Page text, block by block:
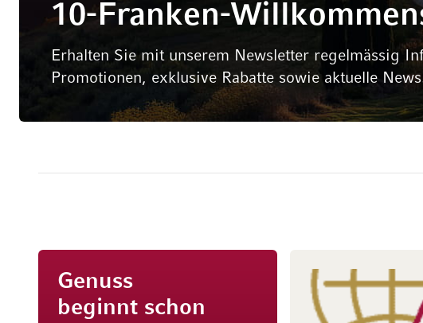
10-Franken-
Erhalten Sie mit unserem Newsletter regelmässig
Promotionen, exklusive Rabatte sowie aktuelle
Genuss
beginnt schon